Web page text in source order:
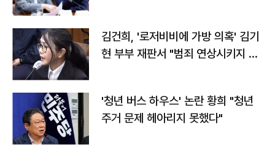
김건희, '로저비비에 가방 의혹' 김기
현 부부 재판서 "범죄 연상시키지 말
'청년 버스 하우스' 논란 황희 "청년
주거 문제 헤아리지 못했다"